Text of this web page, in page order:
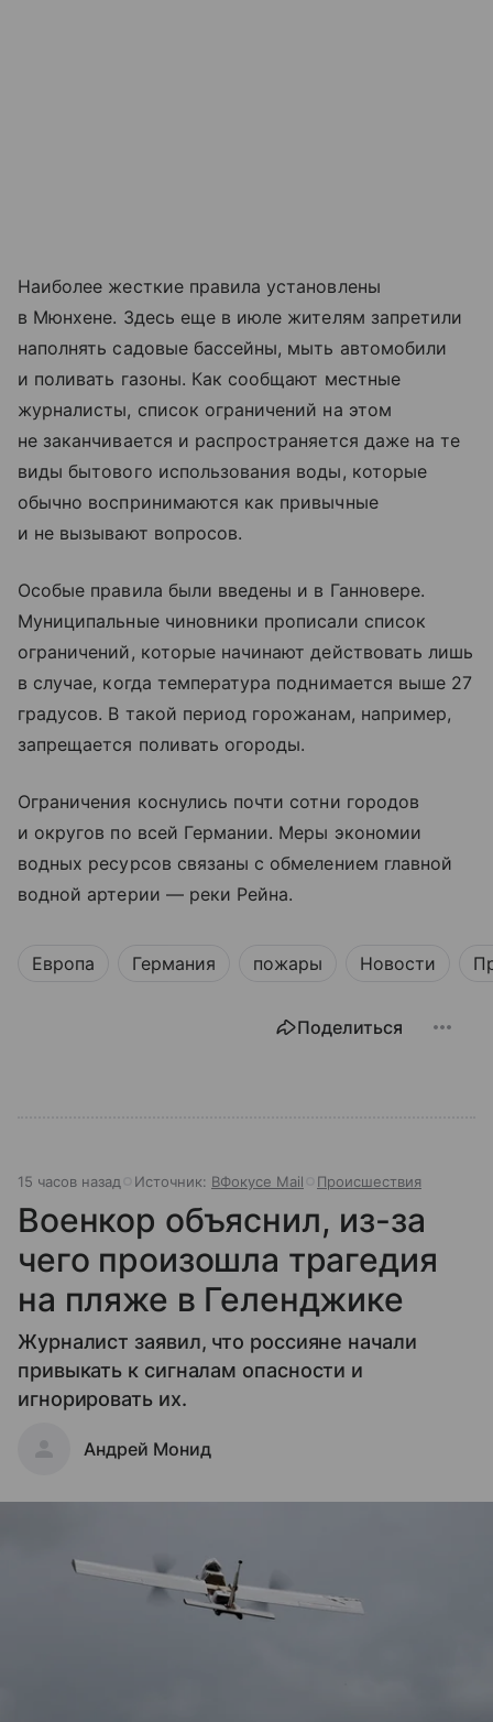
Наиболее жесткие правила установлены
в Мюнхене. Здесь еще в июле жителям запретили
наполнять садовые бассейны, мыть автомобили
и поливать газоны. Как сообщают местные
журналисты, список ограничений на этом
не заканчивается и распространяется даже на те
виды бытового использования воды, которые
обычно воспринимаются как привычные
и не вызывают вопросов.
Особые правила были введены и в Ганновере.
Муниципальные чиновники прописали список
ограничений, которые начинают действовать лишь
в случае, когда температура поднимается выше 27
градусов. В такой период горожанам, например,
запрещается поливать огороды.
Ограничения коснулись почти сотни городов
и округов по всей Германии. Меры экономии
водных ресурсов связаны с обмелением главной
водной артерии — реки Рейна.
Европа Германия пожары Новости
Поделиться
15 часов назад Источник: ВФокусе Mail Происшествия
Военкор объяснил, из-за
чего произошла трагедия
на пляже в Геленджике
Журналист заявил, что россияне начали
привыкать к сигналам опасности и
игнорировать их.
Андрей Монид